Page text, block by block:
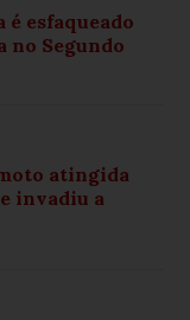
esfaqueado
no Segundo
atingida
invadiu a